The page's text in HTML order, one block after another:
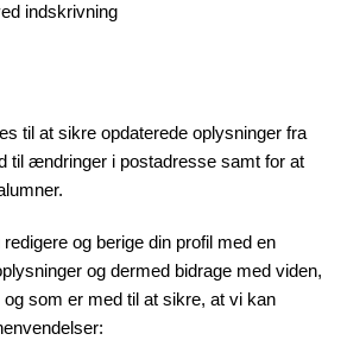
indskrivning
til at sikre opdaterede oplysninger fra
til ændringer i postadresse samt for at
og berige din profil med en
og dermed bidrage med viden,
som er med til at sikre, at vi kan